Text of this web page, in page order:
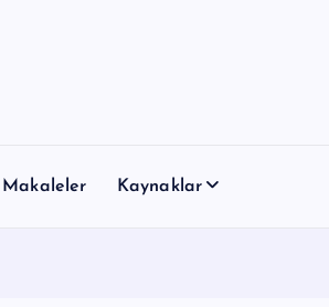
Makaleler Kaynaklar